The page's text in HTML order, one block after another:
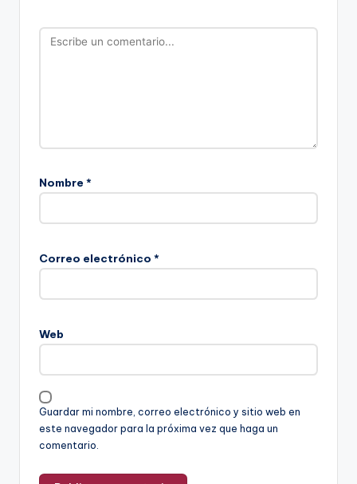
Nombre *
Correo electrónico *
Web
Guardar mi nombre, correo electrónico y sitio web en
este navegador para la próxima vez que haga un
comentario.